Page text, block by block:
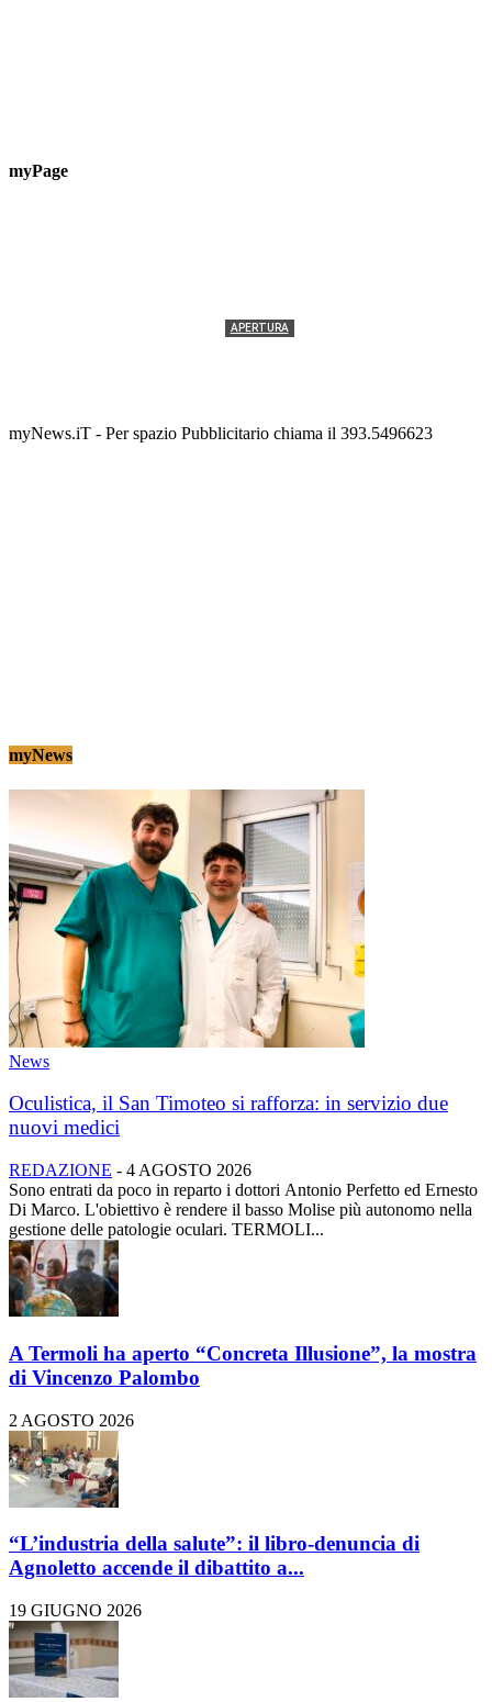
myPage
APERTURA
myNews.iT - Per spazio Pubblicitario chiama il 393.5496623
myNews
News
Oculistica, il San Timoteo si rafforza: in servizio due
nuovi medici
REDAZIONE - 4 AGOSTO 2026
Sono entrati da poco in reparto i dottori Antonio Perfetto ed Ernesto
Di Marco. L'obiettivo è rendere il basso Molise più autonomo nella
gestione delle patologie oculari. TERMOLI...
A Termoli ha aperto “Concreta Illusione”, la mostra
di Vincenzo Palombo
2 AGOSTO 2026
“L’industria della salute”: il libro-denuncia di
Agnoletto accende il dibattito a...
19 GIUGNO 2026